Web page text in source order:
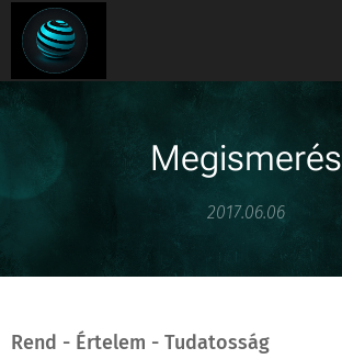
Megismerés
2017.06.06
Rend - Értelem - Tudatosság